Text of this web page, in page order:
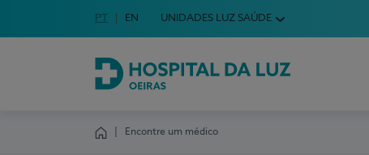
Escolha o seu idioma
Idioma em Português
PT English Language
EN UNIDADES LUZ SAÚDE
Hospital da Luz Oeiras
Encontre um médico